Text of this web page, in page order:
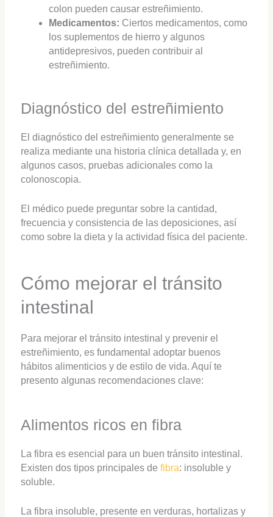
colon pueden causar estreñimiento.
Medicamentos: Ciertos medicamentos, como
los suplementos de hierro y algunos
antidepresivos, pueden contribuir al
estreñimiento.
Diagnóstico del estreñimiento
El diagnóstico del estreñimiento generalmente se
realiza mediante una historia clínica detallada y, en
algunos casos, pruebas adicionales como la
colonoscopia.
El médico puede preguntar sobre la cantidad,
frecuencia y consistencia de las deposiciones, así
como sobre la dieta y la actividad física del paciente.
Cómo mejorar el tránsito
intestinal
Para mejorar el tránsito intestinal y prevenir el
estreñimiento, es fundamental adoptar buenos
hábitos alimenticios y de estilo de vida. Aquí te
presento algunas recomendaciones clave:
Alimentos ricos en fibra
La fibra es esencial para un buen tránsito intestinal.
Existen dos tipos principales de fibra: insoluble y
soluble.
La fibra insoluble, presente en verduras, hortalizas y